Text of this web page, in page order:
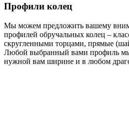
Профили колец
Мы можем предложить вашему
профилей обручальных колец –
скругленными торцами, прямые
Любой выбранный вами профиль
нужной вам ширине и в любом